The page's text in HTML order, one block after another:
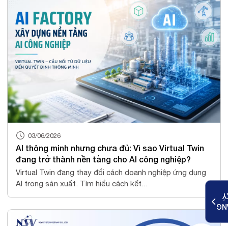
03/06/2026
AI thông minh nhưng chưa đủ: Vì sao Virtual Twin
đang trở thành nền tảng cho AI công nghiệp?
Virtual Twin đang thay đổi cách doanh nghiệp ứng dụng
AI trong sản xuất. Tìm hiểu cách kết...